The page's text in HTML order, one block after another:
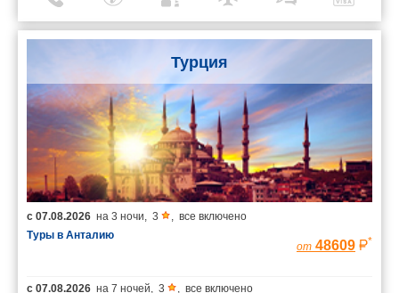
Турция
с 07.08.2026 на 3 ночи, 3 , все включено
Туры в Анталию
от 48609 *
с 07.08.2026 на 7 ночей, 3 , все включено